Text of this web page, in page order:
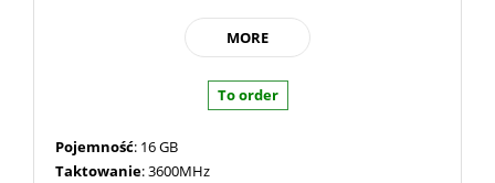
MORE
To order
Pojemność: 16 GB
Taktowanie: 3600MHz